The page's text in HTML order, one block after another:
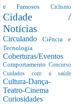
e Famosos Ciclismo
Cidade /
Notícias
CirculandoCiência e
Tecnologia
Coberturas/Eventos
Comportamento Concurso
Cuidados com a saúde
Cultura-Dança-
Teatro-Cinema
Curiosidades